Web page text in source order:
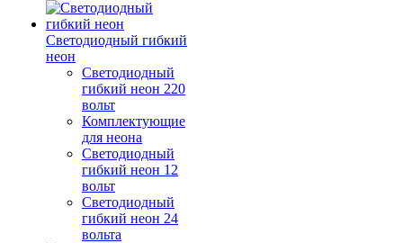
Светодиодный гибкий
неон
Светодиодный
гибкий неон 220
вольт
Комплектующие
для неона
Светодиодный
гибкий неон 12
вольт
Светодиодный
гибкий неон 24
вольта